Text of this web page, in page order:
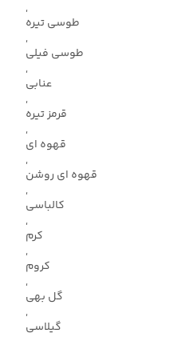
,
طوسی تیره
,
طوسی فیلی
,
عنابی
,
قرمز تیره
,
قهوه ای
,
قهوه ای روشن
,
کالباسی
,
کرم
,
کروم
,
گل بهی
,
گیلاسی